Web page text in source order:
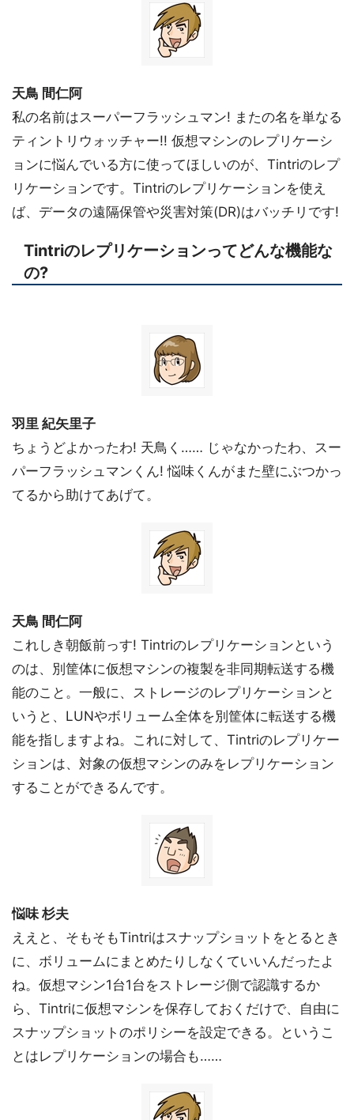
天鳥 間仁阿
私の名前はスーパーフラッシュマン! またの名を単なる
ティントリウォッチャー!! 仮想マシンのレプリケーシ
ョンに悩んでいる方に使ってほしいのが、Tintriのレプ
リケーションです。Tintriのレプリケーションを使え
ば、データの遠隔保管や災害対策(DR)はバッチリです!
Tintriのレプリケーションってどんな機能な
の?
羽里 紀矢里子
ちょうどよかったわ! 天鳥く…… じゃなかったわ、スー
パーフラッシュマンくん! 悩味くんがまた壁にぶつかっ
てるから助けてあげて。
天鳥 間仁阿
これしき朝飯前っす! Tintriのレプリケーションという
のは、別筐体に仮想マシンの複製を非同期転送する機
能のこと。一般に、ストレージのレプリケーションと
いうと、LUNやボリューム全体を別筐体に転送する機
能を指しますよね。これに対して、Tintriのレプリケー
ションは、対象の仮想マシンのみをレプリケーション
することができるんです。
悩味 杉夫
ええと、そもそもTintriはスナップショットをとるとき
に、ボリュームにまとめたりしなくていいんだったよ
ね。仮想マシン1台1台をストレージ側で認識するか
ら、Tintriに仮想マシンを保存しておくだけで、自由に
スナップショットのポリシーを設定できる。というこ
とはレプリケーションの場合も……